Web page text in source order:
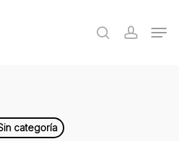
search
categoría